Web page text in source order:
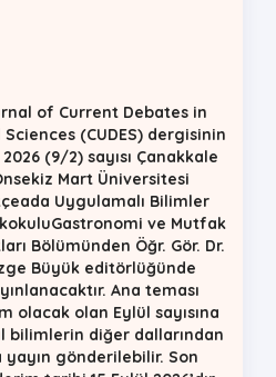
Sciences (CUDES) dergisinin
(9/2) sayısı Çanakkale
Mart Üniversitesi
Uygulamalı Bilimler
ve Mutfak
Bölümünden Öğr. Gör. Dr.
Büyük editörlüğünde
Ana teması
olacak olan Eylül sayısına
bilimlerin diğer dallarından
yayın gönderilebilir. Son
tarihi 15 Eylül 2026’dır.